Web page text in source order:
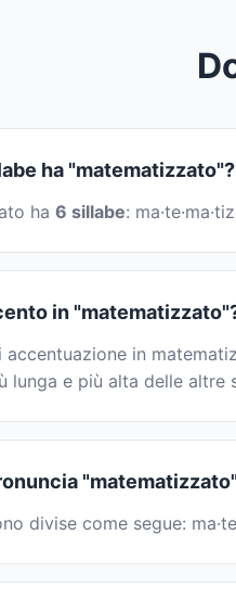
ha "matematizzato"?
ha 6 sillabe:
in
accentuazione in
lunga e più alta delle altre
divise come segue: